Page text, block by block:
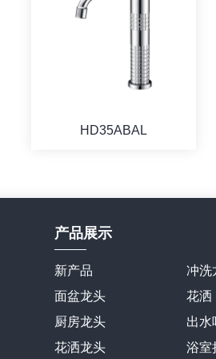
HD35ABAL
产品展示
新产品
面盆龙头
厨房龙头
花洒龙头
冲洗
花洒
出水
浴室